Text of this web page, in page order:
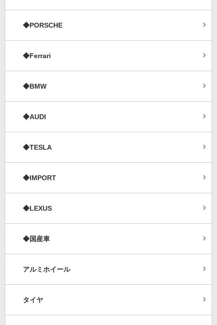
◆PORSCHE
◆Ferrari
◆BMW
◆AUDI
◆TESLA
◆IMPORT
◆LEXUS
◆国産車
アルミホイール
タイヤ